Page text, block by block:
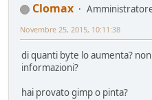
Clomax
Novembre 25, 2015, 10:11:38
di quanti byte lo aumenta?
informazioni?
hai provato gimp o pinta?